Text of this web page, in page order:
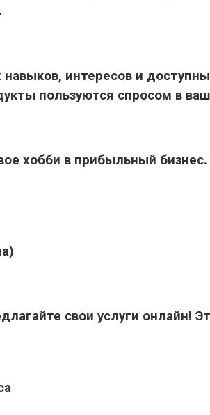
интересов и
пользуются спросом в
хобби в прибыльный
свои услуги онлайн!